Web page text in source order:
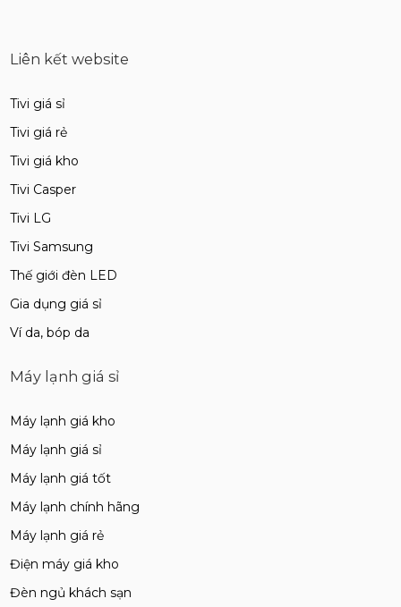
Liên kết website
Tivi giá sỉ
Tivi giá rẻ
Tivi giá kho
Tivi Casper
Tivi LG
Tivi Samsung
Thế giới đèn LED
Gia dụng giá sỉ
Ví da, bóp da
Máy lạnh giá sỉ
Máy lạnh giá kho
Máy lạnh giá sỉ
Máy lạnh giá tốt
Máy lạnh chính hãng
Máy lạnh giá rẻ
Điện máy giá kho
Đèn ngủ khách sạn